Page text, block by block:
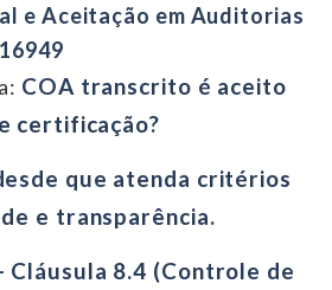
e Aceitação em Auditorias
COA transcrito é aceito
certificação?
que atenda critérios
e transparência.
Cláusula 8.4 (Controle de